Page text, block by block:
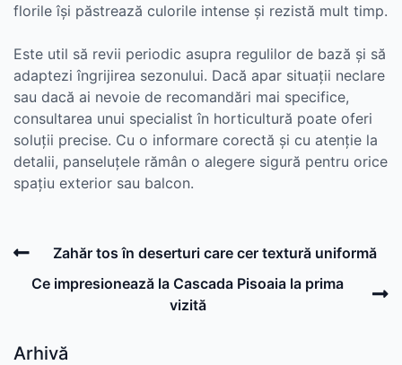
florile își păstrează culorile intense și rezistă mult timp.
Este util să revii periodic asupra regulilor de bază și să
adaptezi îngrijirea sezonului. Dacă apar situații neclare
sau dacă ai nevoie de recomandări mai specifice,
consultarea unui specialist în horticultură poate oferi
soluții precise. Cu o informare corectă și cu atenție la
detalii, panseluțele rămân o alegere sigură pentru orice
spațiu exterior sau balcon.
Post
navigation
PreviousZahăr tos în deserturi care cer textură uniformă
Ce impresionează la Cascada Pisoaia la prima
vizită
Arhivă